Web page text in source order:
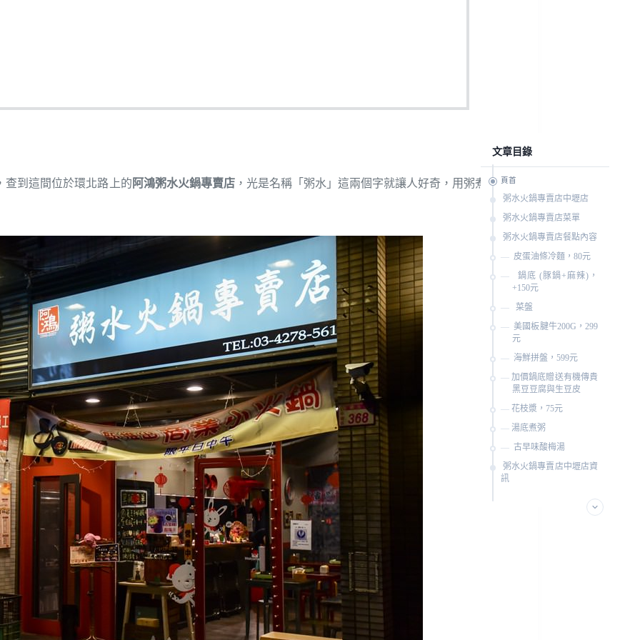
查到這間位於環北路上的 阿鴻粥水火鍋專賣店，光是名稱「粥水」這兩個字就讓人好奇，用粥煮火鍋
文章目錄
頁首
粥水火鍋專賣店中壢店
粥水火鍋專賣店菜單
粥水火鍋專賣店餐點內容
皮蛋油條冷麵，80元
鍋底 (豚鍋+麻辣)，
+150元
菜盤
美國板腱牛200G，299
元
海鮮拼盤，599元
加價鍋底贈送有機傳貴
黑豆豆腐與生豆皮
花枝漿，75元
湯底煮粥
古早味酸梅湯
粥水火鍋專賣店中壢店資
訊